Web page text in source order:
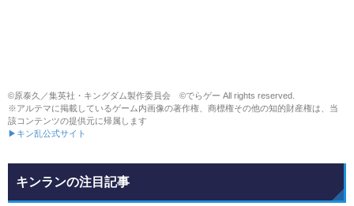
©原泰久／集英社・キングダム製作委員会 ©でらゲー All rights reserved.
※アルテマに掲載しているゲーム内画像の著作権、商標権その他の知的財産権は、当
該コンテンツの提供元に帰属します
▶キン乱公式サイト
キンランの注目記事